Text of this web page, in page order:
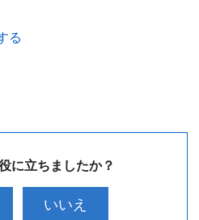
る
に立ちましたか？
いいえ